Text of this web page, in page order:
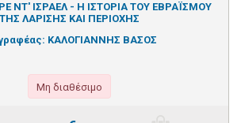
ΝΤ' ΙΣΡΑΕΛ - Η ΙΣΤΟΡΙΑ ΤΟΥ ΕΒΡΑΪΣΜΟΥ
ΤΗΣ ΛΑΡΙΣΗΣ ΚΑΙ ΠΕΡΙΟΧΗΣ
ΚΑΛΟΓΙΑΝΝΗΣ ΒΑΣΟΣ
Μη διαθέσιμο